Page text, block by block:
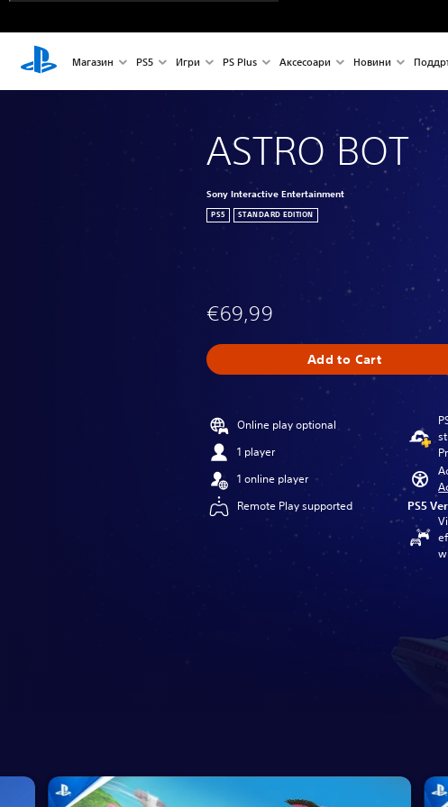
Магазин PS5 Игри PS Plus Аксесоари Новини
ASTRO BOT
Sony Interactive Entertainment
PS5 STANDARD EDITION
€69,99
Add to Cart
Online play optional
1 player
1 online player
Remote Play supported
PS5